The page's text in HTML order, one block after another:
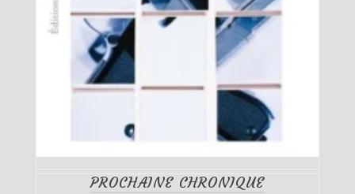
PROCHAINE CHRONIQUE